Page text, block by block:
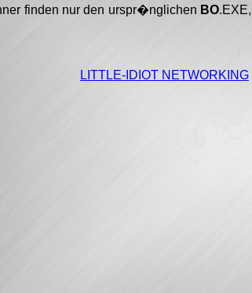
finden nur den urspr�nglichen BO.EXE,
LITTLE-IDIOT NETWORKING